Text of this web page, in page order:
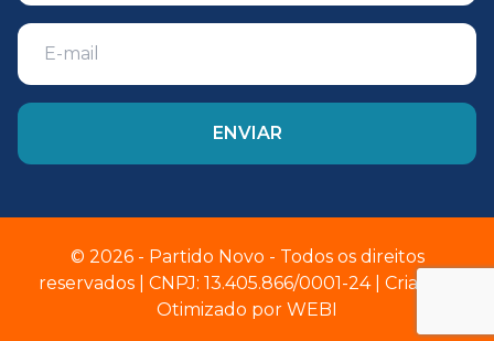
© 2026 - Partido Novo - Todos os direitos
reservados | CNPJ: 13.405.866/0001-24 | Criado e
Otimizado por WEBI